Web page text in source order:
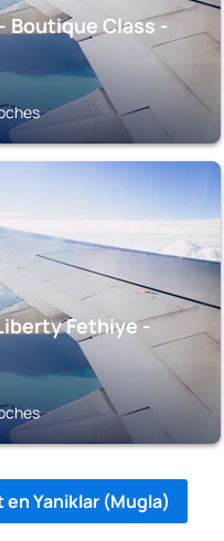
Boutique Class -
Fethiye -
Yaniklar (Mugla)